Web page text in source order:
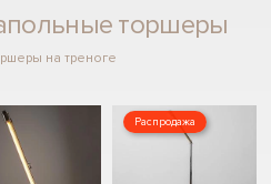
торшеры
на треноге
Распродажа